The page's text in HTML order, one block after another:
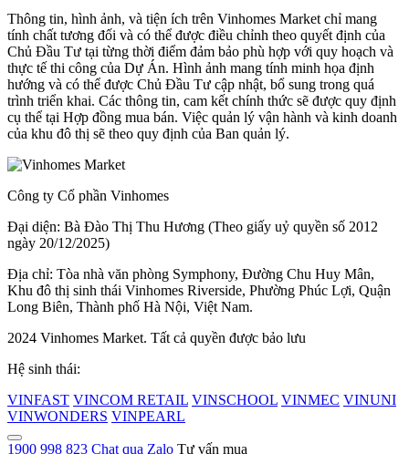
Thông tin, hình ảnh, và tiện ích trên Vinhomes Market chỉ mang
tính chất tương đối và có thể được điều chỉnh theo quyết định của
Chủ Đầu Tư tại từng thời điểm đảm bảo phù hợp với quy hoạch và
thực tế thi công của Dự Án. Hình ảnh mang tính minh họa định
hướng và có thể được Chủ Đầu Tư cập nhật, bổ sung trong quá
trình triển khai. Các thông tin, cam kết chính thức sẽ được quy định
cụ thể tại Hợp đồng mua bán. Việc quản lý vận hành và kinh doanh
của khu đô thị sẽ theo quy định của Ban quản lý.
Công ty Cổ phần Vinhomes
Đại diện: Bà Đào Thị Thu Hương (Theo giấy uỷ quyền số 2012
ngày 20/12/2025)
Địa chỉ: Tòa nhà văn phòng Symphony, Đường Chu Huy Mân,
Khu đô thị sinh thái Vinhomes Riverside, Phường Phúc Lợi, Quận
Long Biên, Thành phố Hà Nội, Việt Nam.
2024 Vinhomes Market. Tất cả quyền được bảo lưu
Hệ sinh thái:
VINFAST VINCOM RETAIL VINSCHOOL VINMEC VINUNI
VINWONDERS VINPEARL
1900 998 823 Chat qua Zalo Tư vấn mua